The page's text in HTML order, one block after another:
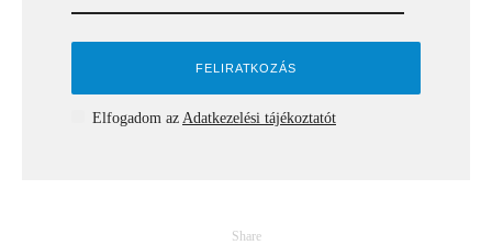
Elfogadom az Adatkezelési tájékoztatót
Share